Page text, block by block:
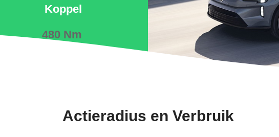
Koppel
480 Nm
Actieradius en Verbruik